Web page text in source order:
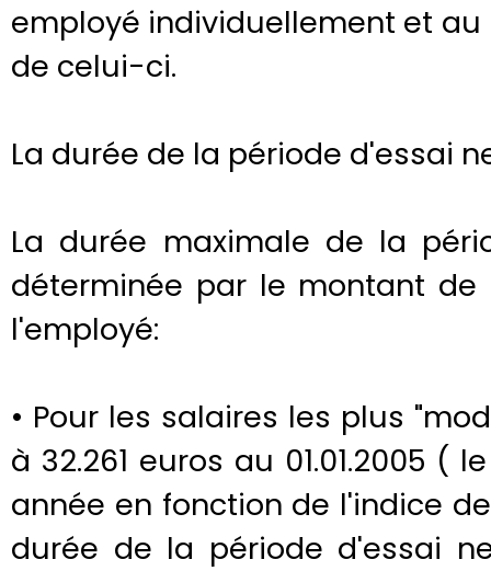
employé individuellement et
de celui-ci.
La durée de la période d'essai
La durée maximale de la
déterminée par le montant
l'employé:
• Pour les salaires les plus
à 32.261 euros au 01.01.2005
année en fonction de l'indice
durée de la période d'essai